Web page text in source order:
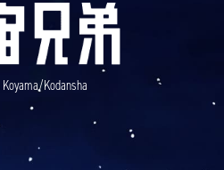
Kodansha